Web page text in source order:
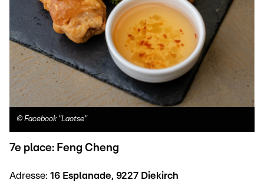
© Facebook "Laotse"
7e place: Feng Cheng
Adresse: 16 Esplanade, 9227 Diekirch